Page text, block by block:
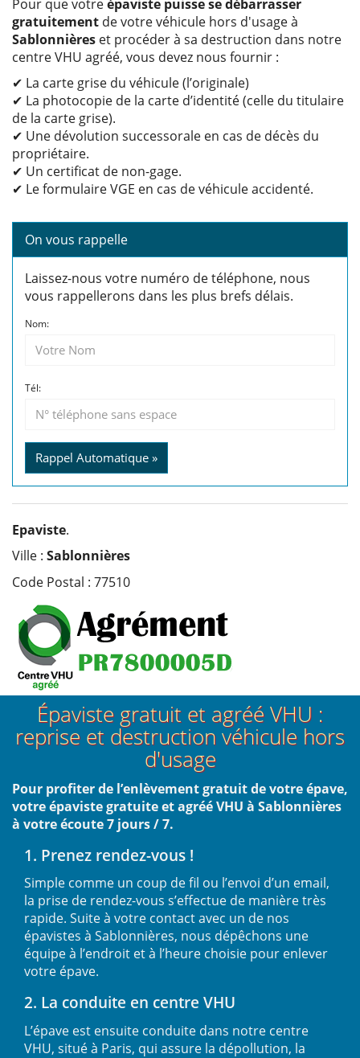
Pour que votreépaviste puisse se débarrasser
gratuitement de votre véhicule hors d'usage à
Sablonnières et procéder à sa destruction dans notre
centre VHU agréé, vous devez nous fournir :
✔ La carte grise du véhicule (l’originale)
✔ La photocopie de la carte d’identité (celle du titulaire
de la carte grise).
✔ Une dévolution successorale en cas de décès du
propriétaire.
✔ Un certificat de non-gage.
✔ Le formulaire VGE en cas de véhicule accidenté.
On vous rappelle
Laissez-nous votre numéro de téléphone, nous
vous rappellerons dans les plus brefs délais.
Nom:
Tél:
Rappel Automatique »
Epaviste.
Ville : Sablonnières
Code Postal : 77510
Épaviste gratuit et agréé VHU :
reprise et destruction véhicule hors
d'usage
Pour profiter de l’enlèvement gratuit de votre épave,
votre épaviste gratuite et agréé VHU à Sablonnières
à votre écoute 7 jours / 7.
1. Prenez rendez-vous !
Simple comme un coup de fil ou l’envoi d’un email,
la prise de rendez-vous s’effectue de manière très
rapide. Suite à votre contact avec un de nos
épavistes à Sablonnières, nous dépêchons une
équipe à l’endroit et à l’heure choisie pour enlever
votre épave.
2. La conduite en centre VHU
L’épave est ensuite conduite dans notre centre
VHU, situé à Paris, qui assure la dépollution, la